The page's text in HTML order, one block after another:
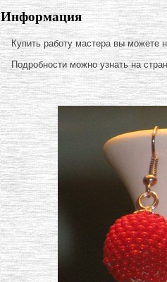
Информация
Купить работу мастера вы можете
Подробности можно узнать на